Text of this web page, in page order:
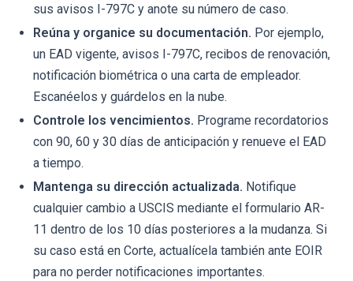
sus avisos I-797C y anote su número de caso.
Reúna y organice su documentación. Por ejemplo,
un EAD vigente, avisos I-797C, recibos de renovación,
notificación biométrica o una carta de empleador.
Escanéelos y guárdelos en la nube.
Controle los vencimientos. Programe recordatorios
con 90, 60 y 30 días de anticipación y renueve el EAD
a tiempo.
Mantenga su dirección actualizada. Notifique
cualquier cambio a USCIS mediante el formulario AR-
11 dentro de los 10 días posteriores a la mudanza. Si
su caso está en Corte, actualícela también ante EOIR
para no perder notificaciones importantes.